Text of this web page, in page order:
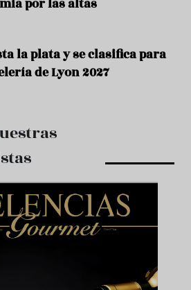
por las altas
la plata y se clasifica para
de Lyon 2027